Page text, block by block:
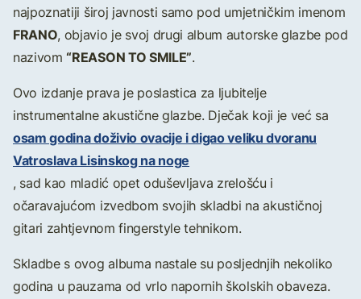
najpoznatiji široj javnosti samo pod umjetničkim imenom
FRANO, objavio je svoj drugi album autorske glazbe pod
nazivom“REASON TO SMILE”.
Ovo izdanje prava je poslastica za ljubitelje
instrumentalne akustične glazbe. Dječak koji je već sa
osam godina doživio ovacije i digao veliku dvoranu
Vatroslava Lisinskog na noge
, sad kao mladić opet oduševljava zrelošću i
očaravajućom izvedbom svojih skladbi na akustičnoj
gitari zahtjevnom fingerstyle tehnikom.
Skladbe s ovog albuma nastale su posljednjih nekoliko
godina u pauzama od vrlo napornih školskih obaveza.